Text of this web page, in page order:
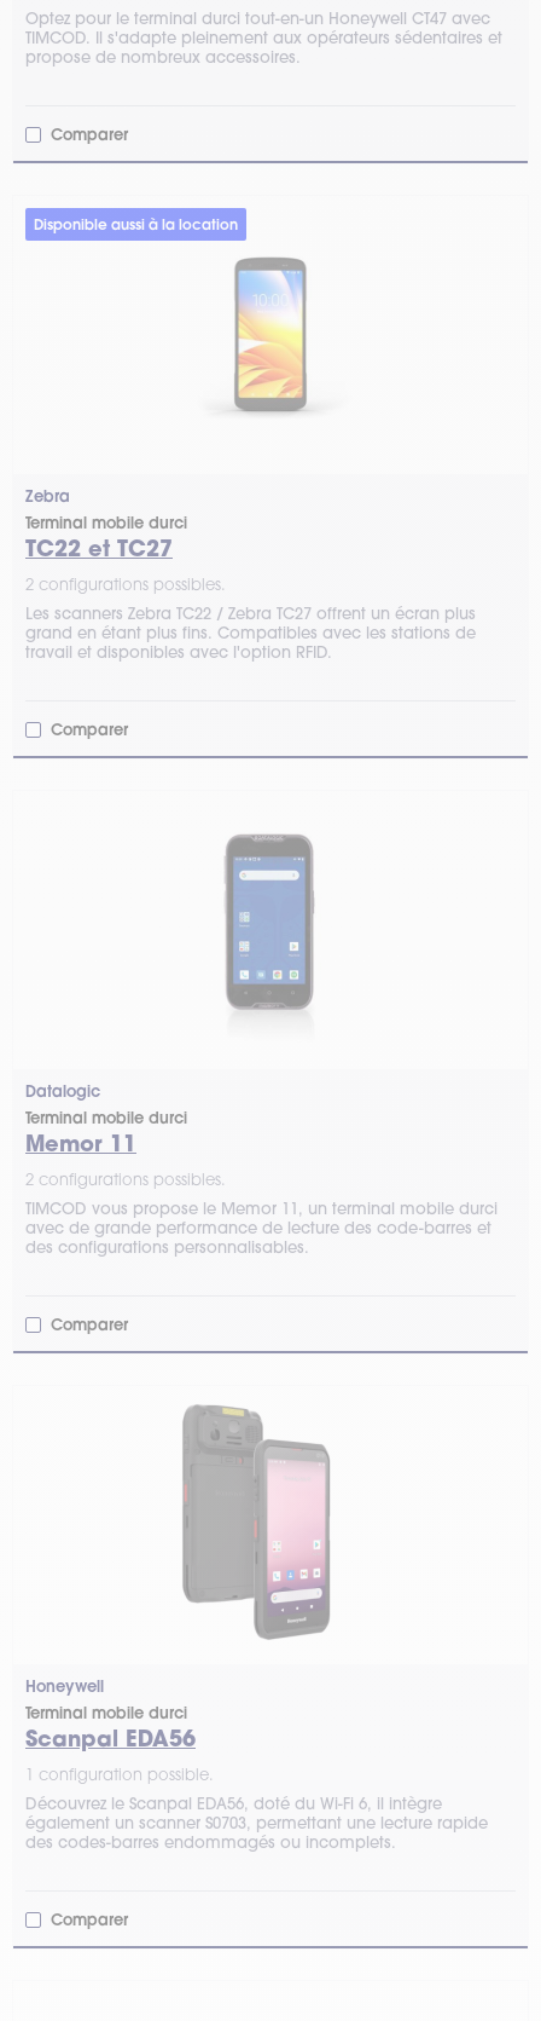
Optez pour le terminal durci tout-en-un Honeywell CT47 avec
TIMCOD. Il s'adapte pleinement aux opérateurs sédentaires et
propose de nombreux accessoires.
Comparer
Disponible aussi à la location
Zebra
Terminal mobile durci
TC22 et TC27
2 configurations possibles.
Les scanners Zebra TC22 / Zebra TC27 offrent un écran plus
grand en étant plus fins. Compatibles avec les stations de
travail et disponibles avec l'option RFID.
Comparer
Datalogic
Terminal mobile durci
Memor 11
2 configurations possibles.
TIMCOD vous propose le Memor 11, un terminal mobile durci
avec de grande performance de lecture des code-barres et
des configurations personnalisables.
Comparer
Honeywell
Terminal mobile durci
Scanpal EDA56
1 configuration possible.
Découvrez le Scanpal EDA56, doté du Wi-Fi 6, il intègre
également un scanner S0703, permettant une lecture rapide
des codes-barres endommagés ou incomplets.
Comparer